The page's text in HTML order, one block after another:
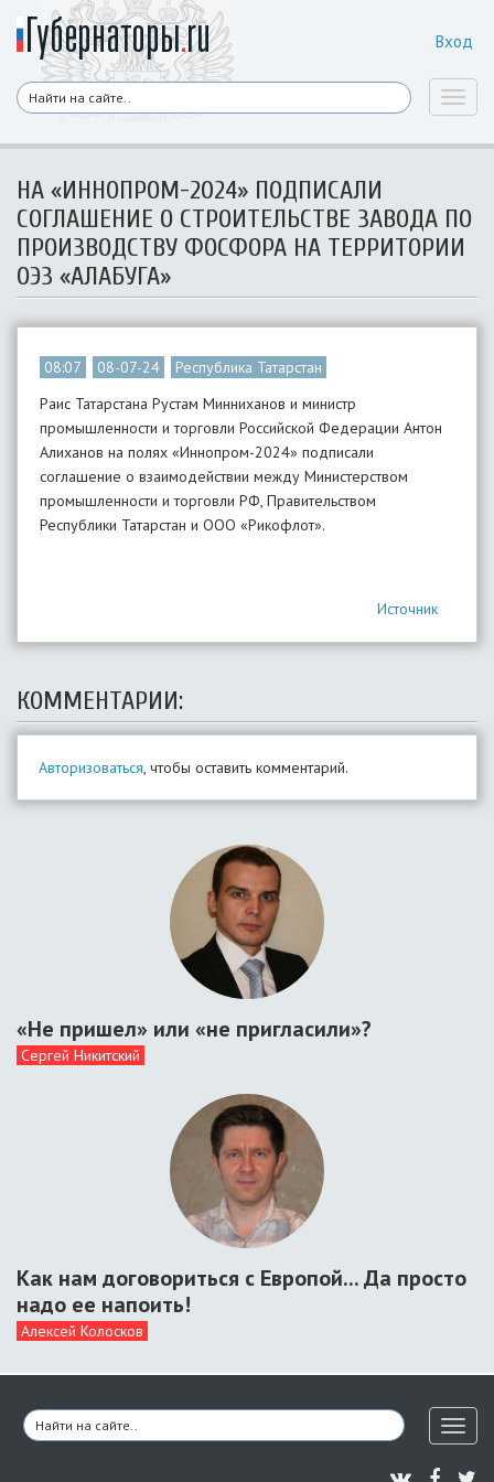
Вход
НА «ИННОПРОМ-2024» ПОДПИСАЛИ
СОГЛАШЕНИЕ О СТРОИТЕЛЬСТВЕ ЗАВОДА ПО
ПРОИЗВОДСТВУ ФОСФОРА НА ТЕРРИТОРИИ
ОЭЗ «АЛАБУГА»
08:07 08-07-24
Республика Татарстан
Раис Татарстана Рустам Минниханов и министр
промышленности и торговли Российской Федерации Антон
Алиханов на полях «Иннопром-2024» подписали
соглашение о взаимодействии между Министерством
промышленности и торговли РФ, Правительством
Республики Татарстан и ООО «Рикофлот».
Источник
КОММЕНТАРИИ:
Авторизоваться, чтобы оставить комментарий.
«Не пришел» или «не пригласили»?
Сергей Никитский
Как нам договориться с Европой... Да просто
надо ее напоить!
Алексей Колосков